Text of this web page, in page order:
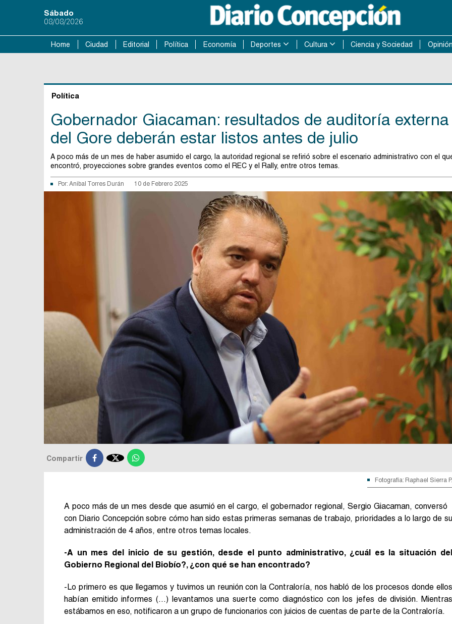
Sábado
08/08/2026
Home Ciudad Editorial Política Economía Deportes Cultura Ciencia y Sociedad Opinión
Política
Gobernador Giacaman: resultados de auditoría externa
del Gore deberán estar listos antes de julio
A poco más de un mes de haber asumido el cargo, la autoridad regional se refirió sobre el escenario administrativo con el
encontró, proyecciones sobre grandes eventos como el REC y el Rally, entre otros temas.
Por: Anibal Torres Durán 10 de Febrero 2025
Compartir 
Fotografía: Raphael Sierra P.
A poco más de un mes desde que asumió en el cargo, el gobernador regional, Sergio Giacaman, conversó
con Diario Concepción sobre cómo han sido estas primeras semanas de trabajo, prioridades a lo largo de su
administración de 4 años, entre otros temas locales.
-A un mes del inicio de su gestión, desde el punto administrativo, ¿cuál es la situación del
Gobierno Regional del Biobío?, ¿con qué se han encontrado?
-Lo primero es que llegamos y tuvimos un reunión con la Contraloría, nos habló de los procesos donde ellos
habían emitido informes (…) levantamos una suerte como diagnóstico con los jefes de división. Mientras
estábamos en eso, notificaron a un grupo de funcionarios con juicios de cuentas de parte de la Contraloría.